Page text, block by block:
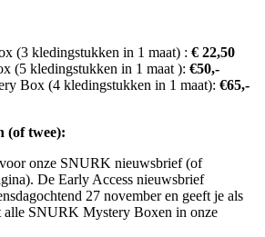
(3 kledingstukken in 1 maat) : € 22,50
(5 kledingstukken in 1 maat ): €50,-
Box (4 kledingstukken in 1 maat): €65,-
(of twee):
onze SNURK nieuwsbrief (of
De Early Access nieuwsbrief
27 november en geeft je als
alle SNURK Mystery Boxen in onze